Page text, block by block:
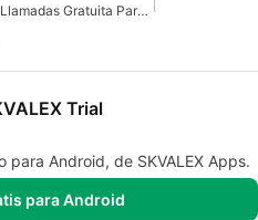
Grabadora De Llamadas Gratuita Para Android
Trial
para Android, de SKVALEX Apps.
para Android